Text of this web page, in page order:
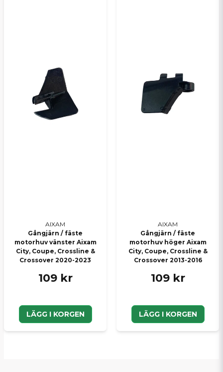
AIXAM
Gångjärn / fäste
motorhuv vänster Aixam
City, Coupe, Crossline &
Crossover 2020-2023
109 kr
LÄGG I KORGEN
AIXAM
Gångjärn / fäste
motorhuv höger Aixam
City, Coupe, Crossline &
Crossover 2013-2016
109 kr
LÄGG I KORGEN